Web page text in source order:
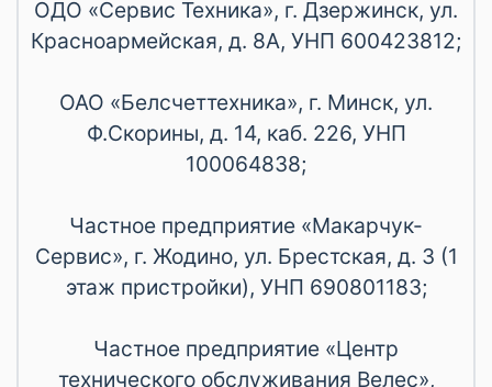
ОДО «Сервис Техника», г. Дзержинск, ул.
Красноармейская, д. 8А, УНП 600423812;
ОАО «Белсчеттехника», г. Минск, ул.
Ф.Скорины, д. 14, каб. 226, УНП
100064838;
Частное предприятие «Макарчук-
Сервис», г. Жодино, ул. Брестская, д. 3 (1
этаж пристройки), УНП 690801183;
Частное предприятие «Центр
технического обслуживания Велес»,